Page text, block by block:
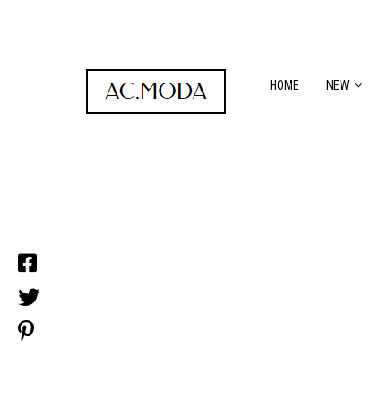
HOME NEW